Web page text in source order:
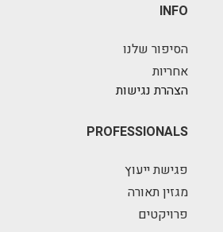
INFO
הסיפור שלנו
אחריות
הצהרת נגישות
PROFESSIONALS
פגישת ייעוץ
מגזין תאורה
פרויקטים